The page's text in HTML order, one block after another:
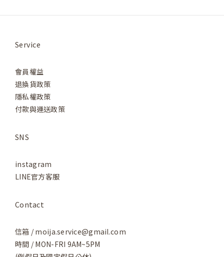
Service
會員權益
退換貨政策
隱私權政策
付款與運送政策
SNS
instagram
LINE官方客服
Contact
信箱 / moija.service@gmail.com
時間 / MON-FRI 9AM~5PM